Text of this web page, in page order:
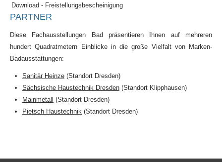
Download - Freistellungsbescheinigung
PARTNER
Diese Fachausstellungen Bad präsentieren Ihnen auf mehreren
hundert Quadratmetern Einblicke in die große Vielfalt von Marken-
Badausstattungen:
Sanitär Heinze (Standort Dresden)
Sächsische Haustechnik Dresden (Standort Klipphausen)
Mainmetall (Standort Dresden)
Pietsch Haustechnik (Standort Dresden)